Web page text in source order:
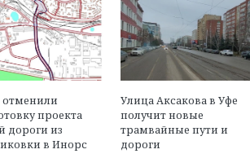
отменили
проекта
дороги из
в Инорс
Улица Аксакова в Уфе
получит новые
трамвайные пути и
дороги
Я думаю, что в
ближайшие дни
практически все страны
СНГ перестанут
принимать рубли из
России либо будут их
нибудь конской
комиссией
Георгий Бовт